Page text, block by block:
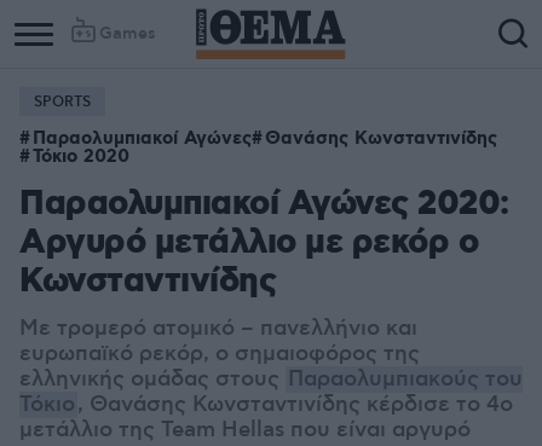
Games
Column
1
Column
2
SPORTS
Παραολυμπιακοί Αγώνες Θανάσης Κωνσταντινίδης
Τόκιο 2020
Παραολυμπιακοί Αγώνες 2020:
Αργυρό μετάλλιο με ρεκόρ ο
Κωνσταντινίδης
Με τρομερό ατομικό – πανελλήνιο και
ευρωπαϊκό ρεκόρ, ο σημαιοφόρος της
ελληνικής ομάδας στους Παραολυμπιακούς του
Τόκιο, Θανάσης Κωνσταντινίδης κέρδισε το 4ο
μετάλλιο της Team Hellas που είναι αργυρό